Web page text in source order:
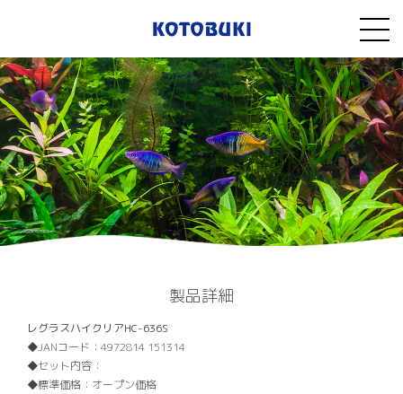
製品詳細
レグラスハイクリアHC-636S
JANコード： 4972814 151314
セット内容：
標準価格： オープン価格